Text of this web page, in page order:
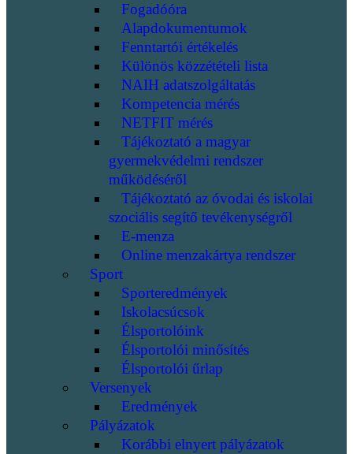
Fogadóóra
Alapdokumentumok
Fenntartói értékelés
Különös közzétételi lista
NAIH adatszolgáltatás
Kompetencia mérés
NETFIT mérés
Tájékoztató a magyar
gyermekvédelmi rendszer
működéséről
Tájékoztató az óvodai és iskolai
szociális segítő tevékenységről
E-menza
Online menzakártya rendszer
Sport
Sporteredmények
Iskolacsúcsok
Élsportolóink
Élsportolói minősítés
Élsportolói űrlap
Versenyek
Eredmények
Pályázatok
Korábbi elnyert pályázatok